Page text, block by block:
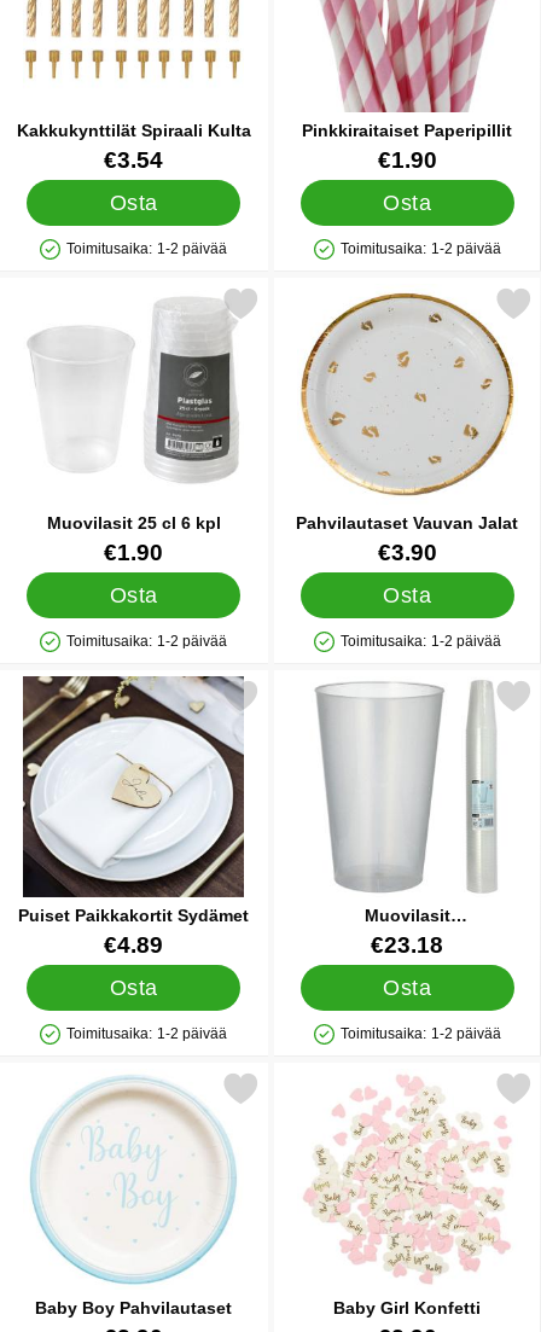
Kakkukynttilät Spiraali Kulta
Tuote.nro 84011€3.54
Osta
Saatavuus: Varastossa
Toimitusaika: 1-2 päivää
Pinkkiraitaiset Paperipillit
Tuote.nro 6160€1.90
Osta
Saatavuus: Varastossa
Toimitusaika: 1-2 päivää
Muovilasit 25 cl 6 kpl
Tuote.nro 90857
€1.90
Osta
Saatavuus: Varastossa
Toimitusaika: 1-2 päivää
Merkitse muovilasit 25 cl 6 kpl suosikiksi
Pahvilautaset Vauvan Jalat
Tuote.nro 25303
€3.90
Osta
Saatavuus: Varastossa
Toimitusaika: 1-2 päivää
Merkitse pahvilautaset
Puiset Paikkakortit Sydämet
Tuote.nro 28671
€4.89
Osta
Saatavuus: Varastossa
Toimitusaika: 1-2 päivää
Merkitse puiset Paikkakortit Sydämet suosikiksi
Muovilasit
Uudelleenkäytettävät 40cl 50
kpl
Tuote.nro 45339
€23.18
Osta
Saatavuus: Varastossa
Toimitusaika: 1-2 päivää
Merkitse muovilasit
Baby Boy Pahvilautaset
Merkitse baby Boy Pahvilautaset suosikiksi
Baby Girl Konfetti
Merkitse baby Girl